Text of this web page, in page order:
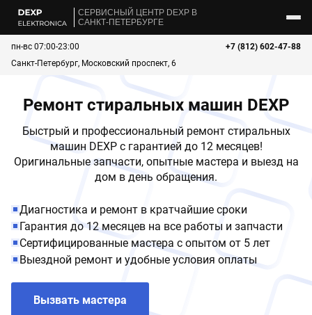
CЕРВИСНЫЙ ЦЕНТР DEXP В
САНКТ-ПЕТЕРБУРГЕ
+7 (812) 602-47-88
пн-вс 07:00-23:00
Санкт-Петербург, Московский проспект, 6
Ремонт стиральных машин DEXP
Быстрый и профессиональный ремонт стиральных
машин DEXP с гарантией до 12 месяцев!
Оригинальные запчасти, опытные мастера и выезд на
дом в день обращения.
Диагностика и ремонт в кратчайшие сроки
Гарантия до 12 месяцев на все работы и запчасти
Сертифицированные мастера с опытом от 5 лет
Выездной ремонт и удобные условия оплаты
Вызвать мастера